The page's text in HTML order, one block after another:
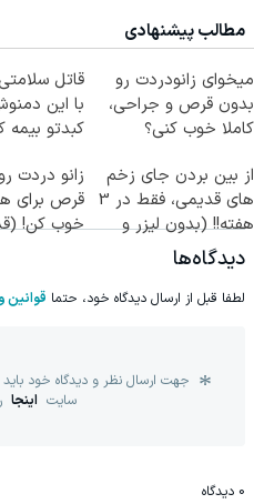
مطالب پیشنهادی
میخوای زانودردت رو
بدون قرص و جراحی،
کاملا خوب کنی؟
قاتل
با این
کبدتو بیمه
از بین بردن جای زخم
های قدیمی، فقط در 3
هفته!! (بدون لیزر و
جراحی)
زانو دردت
قرص برای
خوب کن!
دیدگاه‌ها
لطفا قبل از ارسال دیدگاه خود، حتما قوانین
جهت ارسال نظر و دیدگاه خود
سایت اینجا
0 دیدگاه